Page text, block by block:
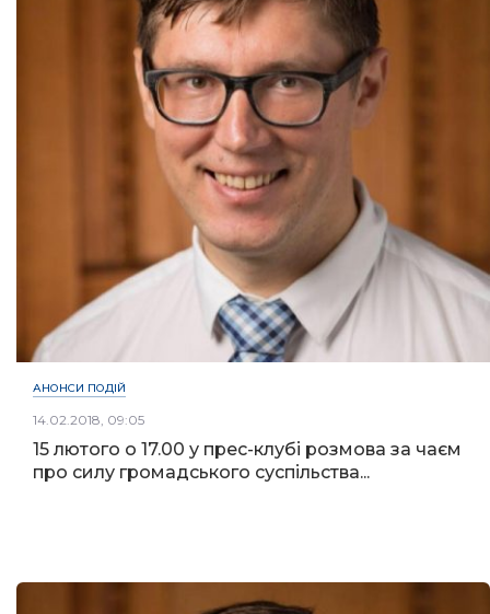
АНОНСИ ПОДІЙ
14.02.2018, 09:05
15 лютого о 17.00 у прес-клубі розмова за чаєм
про силу громадського суспільства...